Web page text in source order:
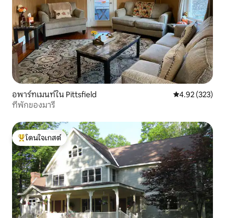
อพาร์ทเมนท์ใน Pittsfield คะแนนเฉลี่ย
4.92 (323)
ที่พักของมารี
โดนใจเกสต์ที่สุด
โดนใจเกสต์